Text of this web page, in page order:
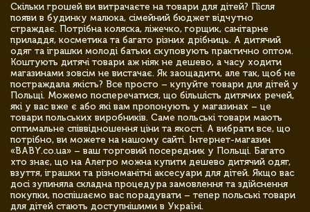
Скільки грошей ви витрачаєте на товари для дітей? Після
появи в будинку малюка, сімейний бюджет відчутно
страждає. Потрібна коляска, ліжечко, горщик, санітарне
приладдя, косметика та багато різних дрібниць. А дитячий
одяг та іграшки молоді батьки скуповують практично оптом.
Коштують дитячі товари аж ніяк не дешево, а часу ходити
магазинами зовсім не вистачає. Як заощадити, але так, щоб не
постраждала якість? Все просто – купуйте товари для дітей у
Польщі. Можемо посперечатися, що більшість дитячих речей,
які у вас вже є або які вам пропонують у магазинах – це
товари польських виробників. Саме польські товари мають
оптимальне співвідношення ціни та якості. А вибрати все, що
потрібно, ви можете на нашому сайті. Інтернет-магазин
«BABY.co.ua» – ваш торговий посередник у Польщі. Багато
хто знає, що на Алегро можна купити дешево дитячий одяг,
взуття, іграшки та різноманітні аксесуари для дітей. Якщо вас
досі зупиняла складна процедура замовлення та здійснення
покупки, поспішаємо вас порадувати – тепер польські товари
для дітей стають доступнішими в Україні.